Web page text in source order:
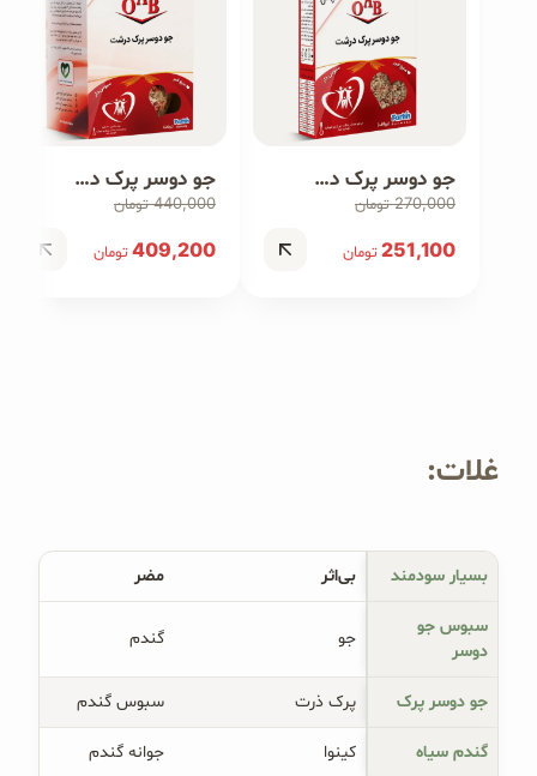
جو دوسر پرک درشت ۲۰۰ گرمی
270,000 تومان
251,100تومان
جو دوسر پرک درشت ۵۰۰ گرمی
440,000 تومان
409,200تومان
غلات:
بسیار سودمند بی‌اثر مضر
سبوس جو
دوسر
جو گندم
جو دوسر پرک پرک ذرت سبوس گندم
گندم سیاه کینوا جوانه گندم